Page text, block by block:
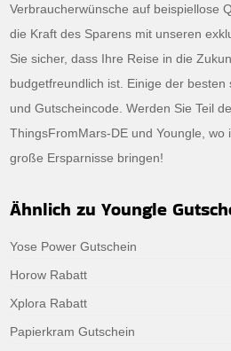
Verbraucherwünsche auf beispiellose
die Kraft des Sparens mit unseren
Sie sicher, dass Ihre Reise in die
budgetfreundlich ist. Einige der besten
und Gutscheincode. Werden Sie Teil
ThingsFromMars-DE und Youngle, wo
große Ersparnisse bringen!
Ähnlich zu Youngle
Yose Power Gutschein
Horow Rabatt
Xplora Rabatt
Papierkram Gutschein